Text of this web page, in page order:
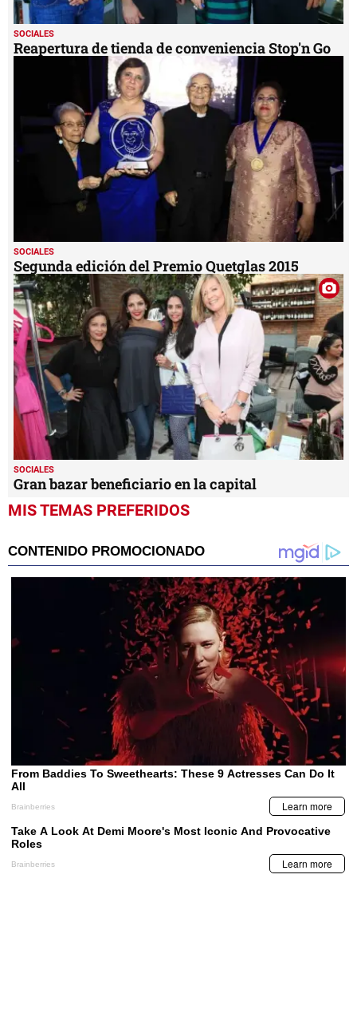
SOCIALES
Reapertura de tienda de conveniencia Stop'n Go
SOCIALES
Segunda edición del Premio Quetglas 2015
SOCIALES
Gran bazar beneficiario en la capital
MIS TEMAS PREFERIDOS